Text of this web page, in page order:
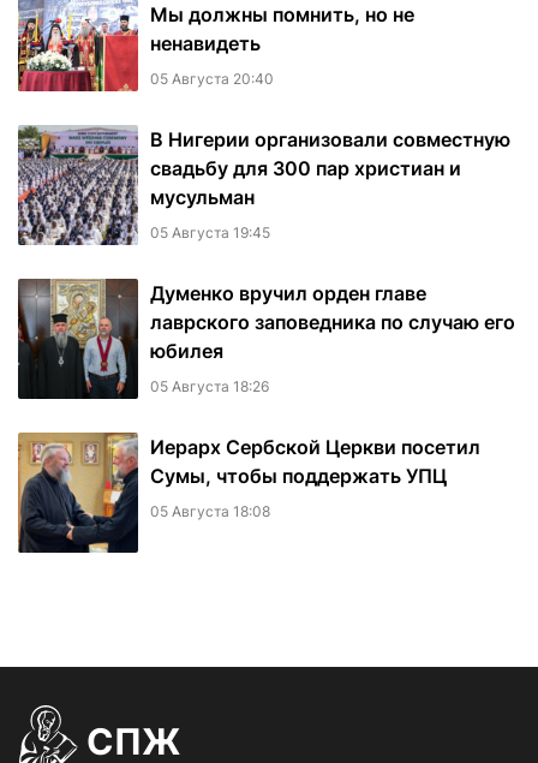
Мы должны помнить, но не
ненавидеть
05 Августа 20:40
В Нигерии организовали совместную
свадьбу для 300 пар христиан и
мусульман
05 Августа 19:45
Думенко вручил орден главе
лаврского заповедника по случаю его
юбилея
05 Августа 18:26
Иерарх Сербской Церкви посетил
Сумы, чтобы поддержать УПЦ
05 Августа 18:08
СПЖ